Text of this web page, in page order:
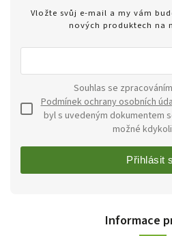
Vložte svůj e-mail a my vám
nových produktech na
Podmínek ochrany osobních
byl s uvedeným dokumentem
možné
Přihlásit
Informace